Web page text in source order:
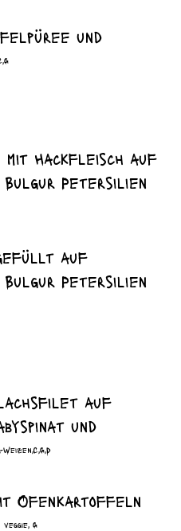
und
Hackfleisch auf
Bulgur Petersilien
gefüllt auf
Bulgur Petersilien
auf
und
Weizen,C,G,D
Ofenkartoffeln
veggie, G